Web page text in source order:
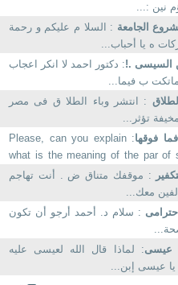
نين :...
الجامعة : السلا م عليكم و رحمة
ه يا أحباب...
السيسى .!: دكتور احمد لا انكر اعجاب
ب فيما...
: انتشر وباء الطلا ق فى مصر
تؤثر...
فوقها
: Please, can you explain
what is the meaning of the par of
albakarah\: موقفك متناق ض . أنت تهاجم
معك...
: سلام د. أحمد أرجو أن تكون
عيسى: لماذا قال الله لعيسى عليه
يا عيسى إبن...